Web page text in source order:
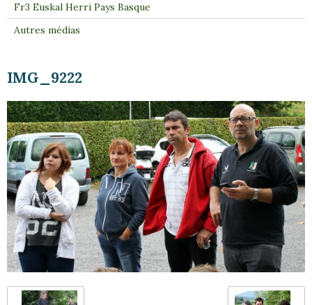
IMG_9222
Fr3 Euskal Herri Pays Basque
Autres médias